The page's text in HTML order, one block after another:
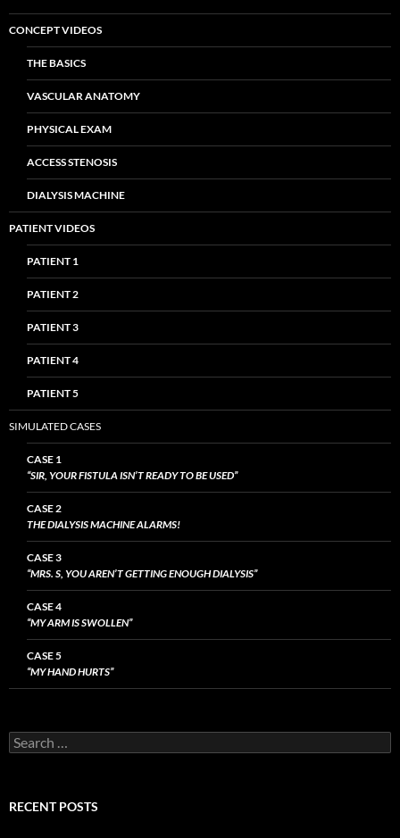
CONCEPT VIDEOS
THE BASICS
VASCULAR ANATOMY
PHYSICAL EXAM
ACCESS STENOSIS
DIALYSIS MACHINE
PATIENT VIDEOS
PATIENT 1
PATIENT 2
PATIENT 3
PATIENT 4
PATIENT 5
SIMULATED CASES
CASE 1
“SIR, YOUR FISTULA ISN’T READY TO BE USED”
CASE 2
THE DIALYSIS MACHINE ALARMS!
CASE 3
“MRS. S, YOU AREN’T GETTING ENOUGH DIALYSIS”
CASE 4
“MY ARM IS SWOLLEN”
CASE 5
“MY HAND HURTS”
Search
for:
RECENT POSTS